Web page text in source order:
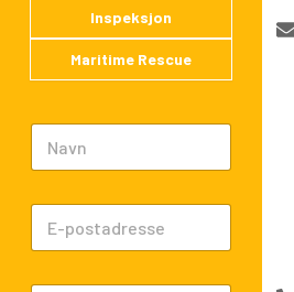
Inspeksjon
Maritime Rescue
a
*
m